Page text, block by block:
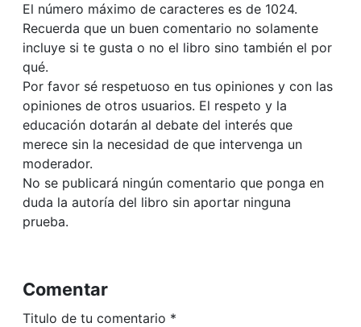
El número máximo de caracteres es de 1024.
Recuerda que un buen comentario no solamente
incluye si te gusta o no el libro sino también el por
qué.
Por favor sé respetuoso en tus opiniones y con las
opiniones de otros usuarios. El respeto y la
educación dotarán al debate del interés que
merece sin la necesidad de que intervenga un
moderador.
No se publicará ningún comentario que ponga en
duda la autoría del libro sin aportar ninguna
prueba.
Comentar
Titulo de tu comentario *